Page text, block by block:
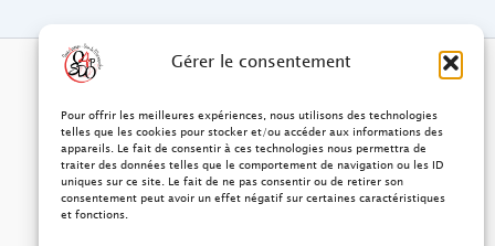
Gérer le consentement
Pour offrir les meilleures expériences, nous utilisons des technologies
telles que les cookies pour stocker et/ou accéder aux informations des
appareils. Le fait de consentir à ces technologies nous permettra de
traiter des données telles que le comportement de navigation ou les ID
uniques sur ce site. Le fait de ne pas consentir ou de retirer son
consentement peut avoir un effet négatif sur certaines caractéristiques
et fonctions.